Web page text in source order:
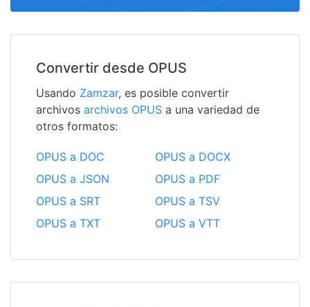
Convertir desde OPUS
Usando Zamzar, es posible convertir
archivos archivos OPUS a una variedad de
otros formatos:
OPUS a DOC
OPUS a DOCX
OPUS a JSON
OPUS a PDF
OPUS a SRT
OPUS a TSV
OPUS a TXT
OPUS a VTT